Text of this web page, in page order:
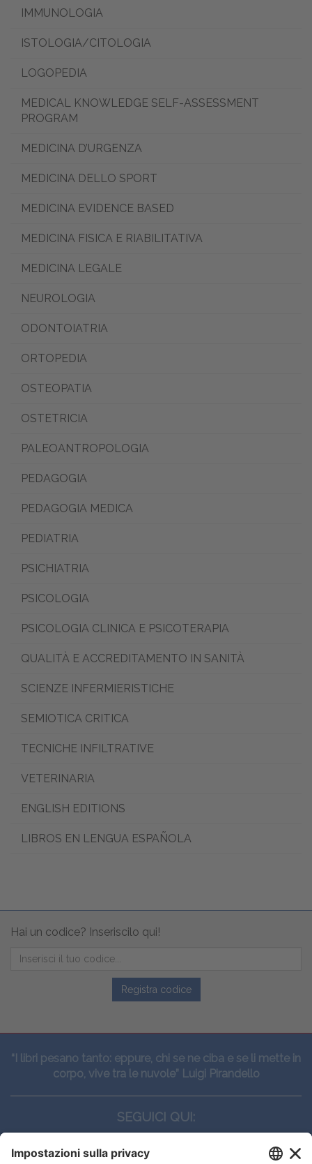
IMMUNOLOGIA
ISTOLOGIA/CITOLOGIA
LOGOPEDIA
MEDICAL KNOWLEDGE SELF-ASSESSMENT
PROGRAM
MEDICINA D’URGENZA
MEDICINA DELLO SPORT
MEDICINA EVIDENCE BASED
MEDICINA FISICA E RIABILITATIVA
MEDICINA LEGALE
NEUROLOGIA
ODONTOIATRIA
ORTOPEDIA
OSTEOPATIA
OSTETRICIA
PALEOANTROPOLOGIA
PEDAGOGIA
PEDAGOGIA MEDICA
PEDIATRIA
PSICHIATRIA
PSICOLOGIA
PSICOLOGIA CLINICA E PSICOTERAPIA
QUALITÀ E ACCREDITAMENTO IN SANITÀ
SCIENZE INFERMIERISTICHE
SEMIOTICA CRITICA
TECNICHE INFILTRATIVE
VETERINARIA
ENGLISH EDITIONS
LIBROS EN LENGUA ESPAÑOLA
Hai un codice? Inseriscilo qui!
Registra codice
“I libri pesano tanto: eppure, chi se ne ciba e se li mette in
corpo, vive tra le nuvole” Luigi Pirandello
SEGUICI QUI: